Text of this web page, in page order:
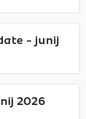
- junij
2026